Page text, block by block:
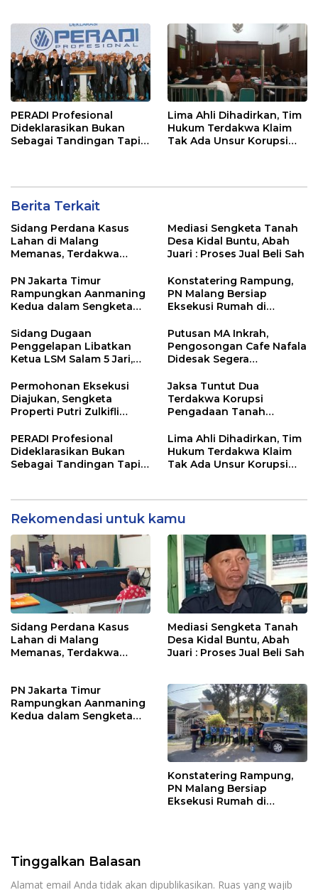
PERADI Profesional
Dideklarasikan Bukan
Sebagai Tandingan Tapi
Lima Ahli Dihadirkan, Tim
Hukum Terdakwa Klaim
Tak Ada Unsur Korupsi
Berita Terkait
Sidang Perdana Kasus
Lahan di Malang
Memanas, Terdakwa
Majelis Hakim
Mediasi Sengketa Tanah
Desa Kidal Buntu, Abah
Juari : Proses Jual Beli Sah
PN Jakarta Timur
Rampungkan Aanmaning
Kedua dalam Sengketa
Putri Zulhas
Konstatering Rampung,
PN Malang Bersiap
Eksekusi Rumah di
Sidang Dugaan
Penggelapan Libatkan
Ketua LSM Salam 5 Jari,
Tegaskan Dakwaan
Sesuai Hukum
Putusan MA Inkrah,
Pengosongan Cafe Nafala
Didesak Segera
Permohonan Eksekusi
Diajukan, Sengketa
Properti Putri Zulkifli
Jaksa Tuntut Dua
Terdakwa Korupsi
Pengadaan Tanah
Penjara
PERADI Profesional
Dideklarasikan Bukan
Sebagai Tandingan Tapi
Indonesia
Lima Ahli Dihadirkan, Tim
Hukum Terdakwa Klaim
Tak Ada Unsur Korupsi
Rekomendasi untuk kamu
Sidang Perdana Kasus
Lahan di Malang
Memanas, Terdakwa
Mediasi Sengketa Tanah
Desa Kidal Buntu, Abah
Juari : Proses Jual Beli Sah
PN Jakarta Timur
Rampungkan Aanmaning
Kedua dalam Sengketa
Konstatering Rampung,
PN Malang Bersiap
Eksekusi Rumah di
Tinggalkan Balasan
Alamat email Anda tidak akan dipublikasikan. Ruas yang wajib